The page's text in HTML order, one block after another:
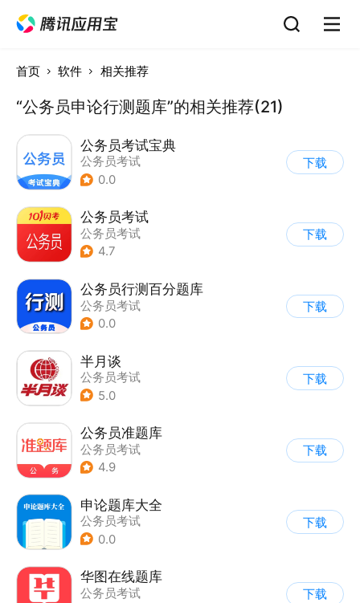
首页 软件 相关推荐
“公务员申论行测题库”的相关推荐(21)
公务员考试宝典
公务员考试
0.0
下载
公务员考试
公务员考试
4.7
下载
公务员行测百分题库
公务员考试
0.0
下载
半月谈
公务员考试
5.0
下载
公务员准题库
公务员考试
4.9
下载
申论题库大全
公务员考试
0.0
下载
华图在线题库
公务员考试
下载